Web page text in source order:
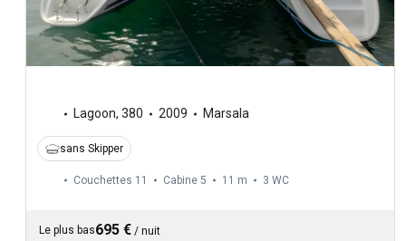
Lagoon, 380 2009 Marsala
sans Skipper
Couchettes 11 Cabine 5 11 m 3 WC
Le plus bas695 € / nuit